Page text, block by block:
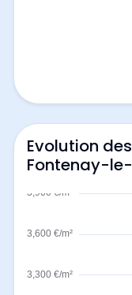
Evolution
Fontenay-